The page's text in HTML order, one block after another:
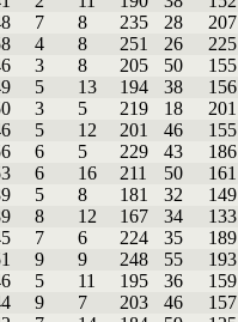
7 8 235 28 207
4 8 251 26 225
3 8 205 50 155
5 13 194 38 156
3 5 219 18 201
5 12 201 46 155
6 5 229 43 186
6 16 211 50 161
5 8 181 32 149
8 12 167 34 133
7 6 224 35 189
9 9 248 55 193
5 11 195 36 159
9 7 203 46 157